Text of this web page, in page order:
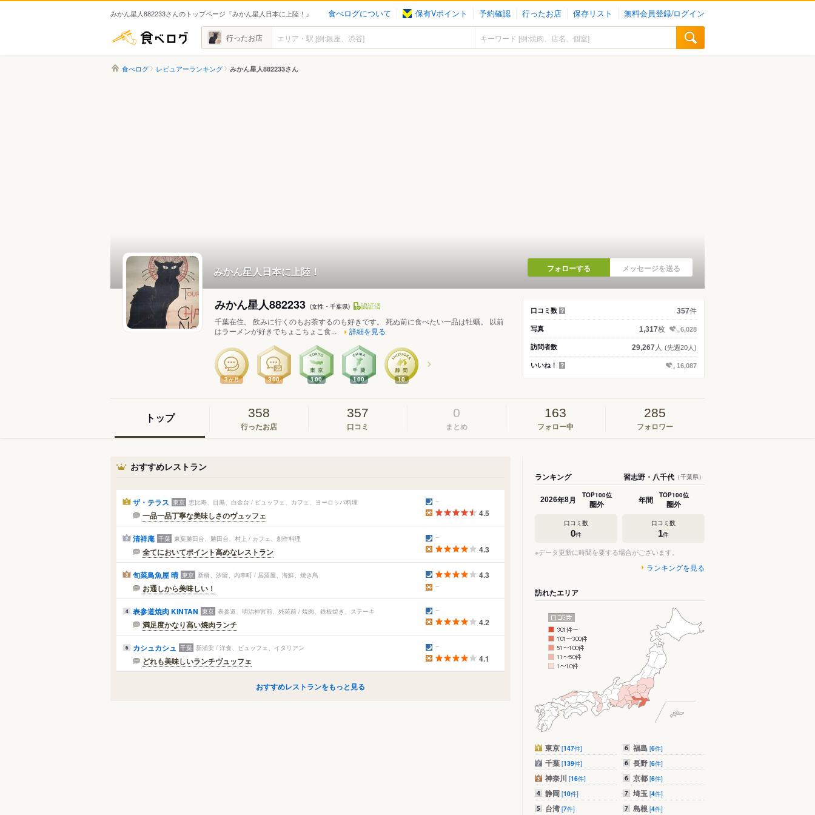
みかん星人882233さんのトップページ『みかん星人日本に上陸！』 食べログについて 保有Vポイント 予約確認 行ったお店 保存リスト 無料会員登録/ログイン
食べログ 行ったお店
食べログ レビュアーランキング みかん星人882233さん
みかん星人日本に上陸！ フォローする メッセージを送る
みかん星人882233 (女性・千葉県) 認証済
千葉在住。 飲みに行くのもお茶するのも好きです。 死ぬ前に食べたい一品は牡蠣。 以前
はラーメンが好きでちょこちょこ食...
詳細を見る
3か月 300 100 100 10
口コミ数 ？ 357件
写真 1,317枚 6,028
訪問者数 29,267人 (先週20人)
いいね！ ？ 16,087
トップ 358
行ったお店
357
口コミ
0
まとめ
163
フォロー中
285
フォロワー
おすすめレストラン
1 ザ・テラス 東京 恵比寿、目黒、白金台 / ビュッフェ、カフェ、ヨーロッパ料理
一品一品丁寧な美味しさのヴュッフェ 4.5
2 清祥庵 千葉 東葉勝田台、勝田台、村上 / カフェ、創作料理
全てにおいてポイント高めなレストラン 4.3
3 旬菜鳥魚屋 晴 東京 新橋、汐留、内幸町 / 居酒屋、海鮮、焼き鳥
お通しから美味しい！
4.3
4 表参道焼肉 KINTAN 東京 表参道、明治神宮前、外苑前 / 焼肉、鉄板焼き、ステーキ
満足度かなり高い焼肉ランチ 4.2
5 カシュカシュ 千葉 新浦安 / 洋食、ビュッフェ、イタリアン
どれも美味しいランチヴュッフェ 4.1
おすすめレストランをもっと見る
ランキング 習志野・八千代 （千葉県）
2026年8月 TOP100位
圏外
口コミ数
0件
年間 TOP100位
圏外
口コミ数
1件
※データ更新に時間を要する場合がございます。
ランキングを見る
訪れたエリア
東京 [147件]
千葉 [139件]
神奈川 [16件]
静岡 [10件]
台湾 [7件]
福島 [6件]
長野 [6件]
京都 [6件]
埼玉 [4件]
島根 [4件]